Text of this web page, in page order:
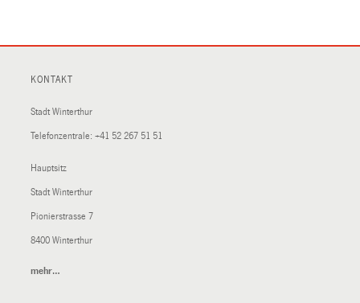
KONTAKT
Stadt Winterthur
Telefonzentrale: +41 52 267 51 51
Hauptsitz
Stadt Winterthur
Pionierstrasse 7
8400 Winterthur
mehr…